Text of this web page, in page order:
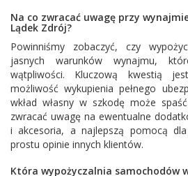
Na co zwracać uwagę przy
Lądek Zdrój?
Powinniśmy zobaczyć, czy
jasnych warunków wynajmu,
wątpliwości. Kluczową kwestią
możliwość wykupienia pełnego
wkład własny w szkodę może
zwracać uwagę na ewentualne
i akcesoria, a najlepszą pomocą
prostu opinie innych klientów.
Która wypożyczalnia samochodów